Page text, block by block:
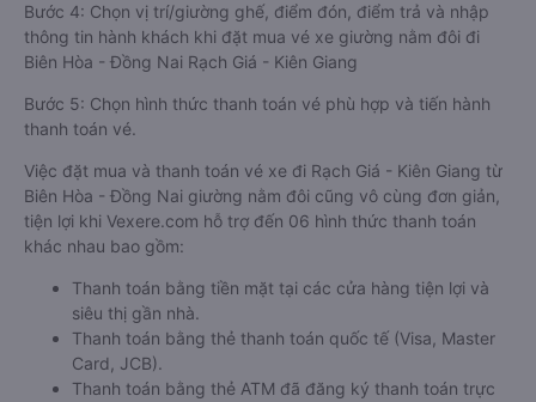
Bước 4: Chọn vị trí/giường ghế, điểm đón, điểm trả và nhập
thông tin hành khách khi đặt mua vé xe giường nằm đôi đi
Biên Hòa - Đồng Nai Rạch Giá - Kiên Giang
Bước 5: Chọn hình thức thanh toán vé phù hợp và tiến hành
thanh toán vé.
Việc đặt mua và thanh toán vé xe đi Rạch Giá - Kiên Giang từ
Biên Hòa - Đồng Nai giường nằm đôi cũng vô cùng đơn giản,
tiện lợi khi Vexere.com hỗ trợ đến 06 hình thức thanh toán
khác nhau bao gồm:
Thanh toán bằng tiền mặt tại các cửa hàng tiện lợi và
siêu thị gần nhà.
Thanh toán bằng thẻ thanh toán quốc tế (Visa, Master
Card, JCB).
Thanh toán bằng thẻ ATM đã đăng ký thanh toán trực